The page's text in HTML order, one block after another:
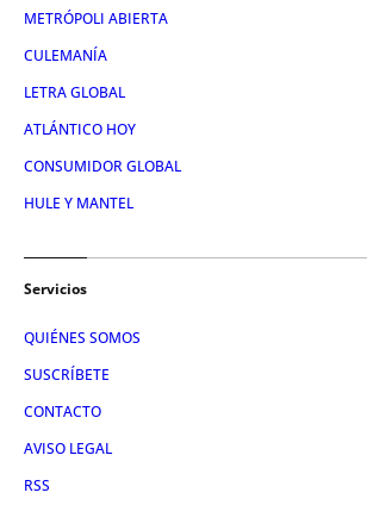
METRÓPOLI ABIERTA
CULEMANÍA
LETRA GLOBAL
ATLÁNTICO HOY
CONSUMIDOR GLOBAL
HULE Y MANTEL
Servicios
QUIÉNES SOMOS
SUSCRÍBETE
CONTACTO
AVISO LEGAL
RSS